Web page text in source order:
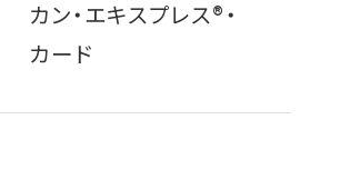
カン・エキスプレス®・
カード